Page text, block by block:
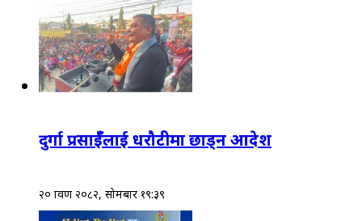
दुर्गा प्रसाईँलाई धरौटीमा छाड्न आदेश
२० श्रावण २०८२, सोमबार १९:३९